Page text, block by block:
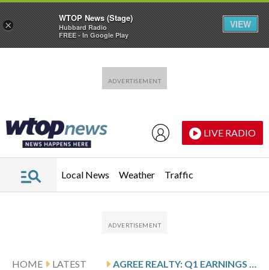
LIVE RADIO
Local News Weather Traffic
HOME
LATEST
AGREE REALTY: Q1 EARNINGS SNAPSHOT
×
WTOP News (Stage)
Hubbard Radio
FREE - In Google Play
VIEW